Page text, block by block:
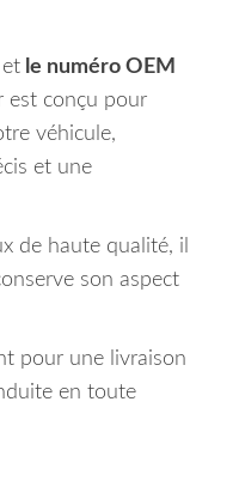
et le numéro OEM
est conçu pour
véhicule,
et une
de haute qualité, il
son aspect
pour une livraison
en toute